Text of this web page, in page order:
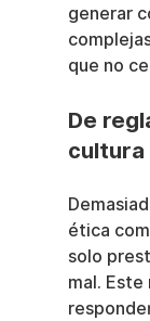
generar
que no
De
ética
solo
mal.